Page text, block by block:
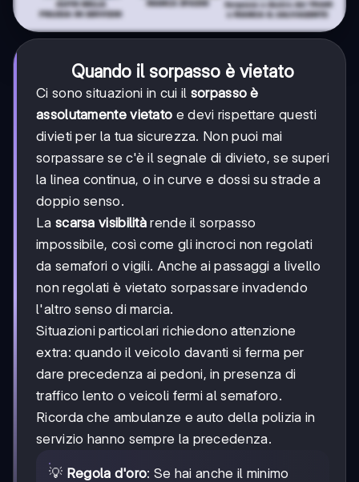
Quando il sorpasso è vietato
Ci sono situazioni in cui il sorpasso è
assolutamente vietato e devi rispettare questi
divieti per la tua sicurezza. Non puoi mai
sorpassare se c'è il segnale di divieto, se superi
la linea continua, o in curve e dossi su strade a
doppio senso.
La scarsa visibilità rende il sorpasso
impossibile, così come gli incroci non regolati
da semafori o vigili. Anche ai passaggi a livello
non regolati è vietato sorpassare invadendo
l'altro senso di marcia.
Situazioni particolari richiedono attenzione
extra: quando il veicolo davanti si ferma per
dare precedenza ai pedoni, in presenza di
traffico lento o veicoli fermi al semaforo.
Ricorda che ambulanze e auto della polizia in
servizio hanno sempre la precedenza.
💡 Regola d'oro: Se hai anche il minimo